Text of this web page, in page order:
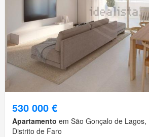
530 000 €
Apartamento em São Gonçalo de
Distrito de Faro